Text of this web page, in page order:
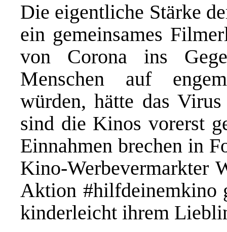
Die eigentliche Stärke
ein gemeinsames
von Corona ins
Menschen auf
würden, hätte das
sind die Kinos vorerst
Einnahmen brechen in
Kino-Werbevermarkter
Aktion #hilfdeinemkino
kinderleicht ihrem